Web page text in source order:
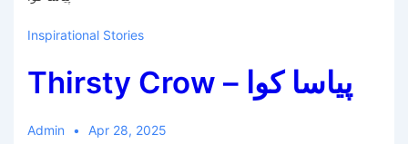
Inspirational Stories
Thirsty Crow – پیاسا کوا
Admin Apr 28, 2025